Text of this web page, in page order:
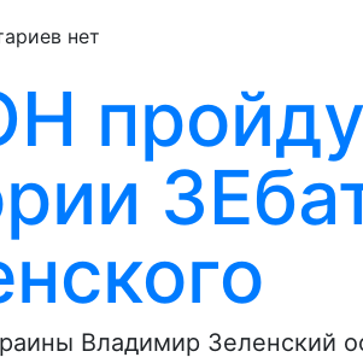
нет
Владимир Зеленский